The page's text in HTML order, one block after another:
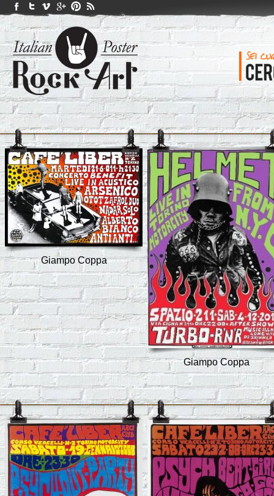
Giampo Coppa
Giampo Coppa